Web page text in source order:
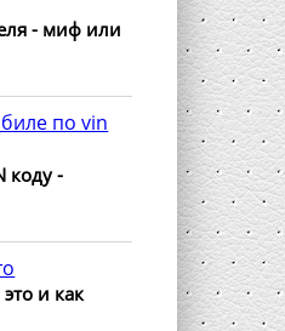
- миф или
коду -
и как